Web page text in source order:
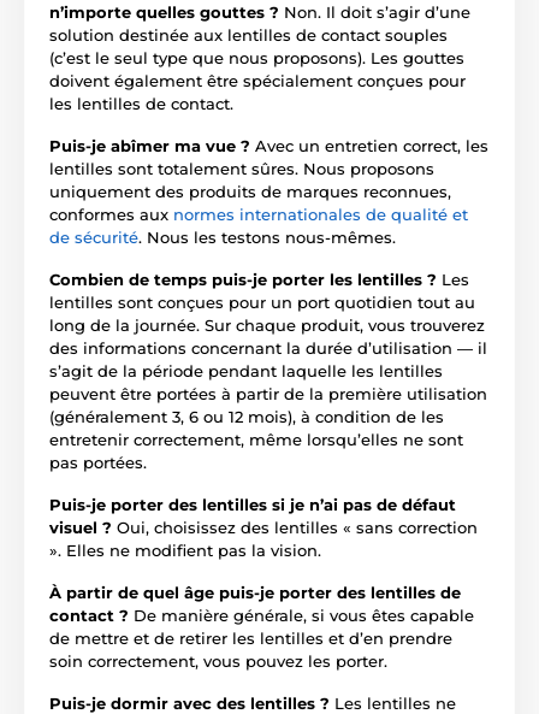
n’importe quelles gouttes ? Non. Il doit s’agir d’une
solution destinée aux lentilles de contact souples
(c’est le seul type que nous proposons). Les gouttes
doivent également être spécialement conçues pour
les lentilles de contact.
Puis-je abîmer ma vue ? Avec un entretien correct, les
lentilles sont totalement sûres. Nous proposons
uniquement des produits de marques reconnues,
conformes aux normes internationales de qualité et
de sécurité. Nous les testons nous-mêmes.
Combien de temps puis-je porter les lentilles ? Les
lentilles sont conçues pour un port quotidien tout au
long de la journée. Sur chaque produit, vous trouverez
des informations concernant la durée d’utilisation — il
s’agit de la période pendant laquelle les lentilles
peuvent être portées à partir de la première utilisation
(généralement 3, 6 ou 12 mois), à condition de les
entretenir correctement, même lorsqu’elles ne sont
pas portées.
Puis-je porter des lentilles si je n’ai pas de défaut
visuel ? Oui, choisissez des lentilles « sans correction
». Elles ne modifient pas la vision.
À partir de quel âge puis-je porter des lentilles de
contact ? De manière générale, si vous êtes capable
de mettre et de retirer les lentilles et d’en prendre
soin correctement, vous pouvez les porter.
Puis-je dormir avec des lentilles ? Les lentilles ne